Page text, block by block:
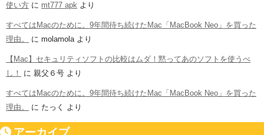
使い方 に mt777 apk より
すべてはMacのために。9年間待ち続けたMac「MacBook Neo」を買った
理由。
に molamolaより
【Mac】セキュリティソフトの比較はムダ！黙ってあのソフトを使うべ
し！
に 親父６号 より
すべてはMacのために。9年間待ち続けたMac「MacBook Neo」を買った
理由。
に たっく より